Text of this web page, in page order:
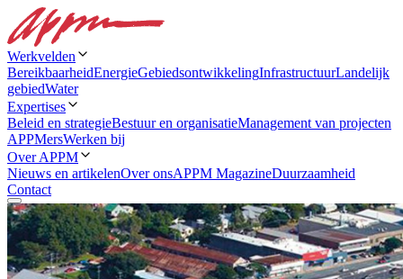
Werkvelden
BereikbaarheidEnergieGebiedsontwikkelingInfrastructuurLandelijk
gebiedWater
Expertises
Beleid en strategieBestuur en organisatieManagement van projecten
APPMersWerken bij
Over APPM
Nieuws en artikelenOver onsAPPM MagazineDuurzaamheid
Contact